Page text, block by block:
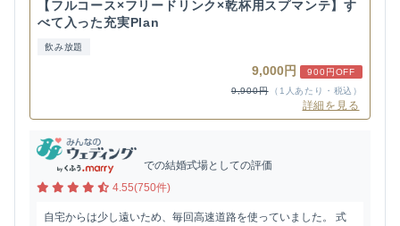
【フルコース×フリードリンク×乾杯用スプマンテ】す
べて入った充実Plan
飲み放題
9,000円
900円OFF
9,900円
（1人あたり・税込）
詳細を見る
での結婚式場としての評価
4.55(750件)
自宅からは少し遠いため、毎回高速道路を使っていました。 式